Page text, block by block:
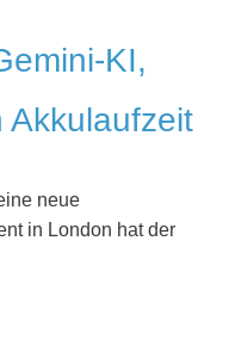
KI,
Akkulaufzeit
neue
in London hat der